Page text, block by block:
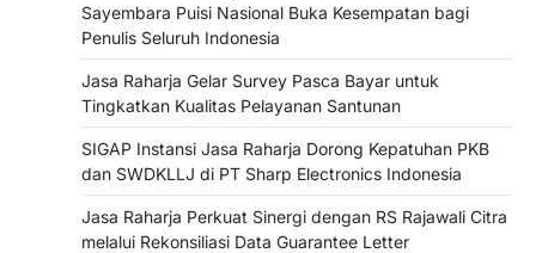
Sayembara Puisi Nasional Buka Kesempatan bagi
Penulis Seluruh Indonesia
Jasa Raharja Gelar Survey Pasca Bayar untuk
Tingkatkan Kualitas Pelayanan Santunan
SIGAP Instansi Jasa Raharja Dorong Kepatuhan PKB
dan SWDKLLJ di PT Sharp Electronics Indonesia
Jasa Raharja Perkuat Sinergi dengan RS Rajawali Citra
melalui Rekonsiliasi Data Guarantee Letter